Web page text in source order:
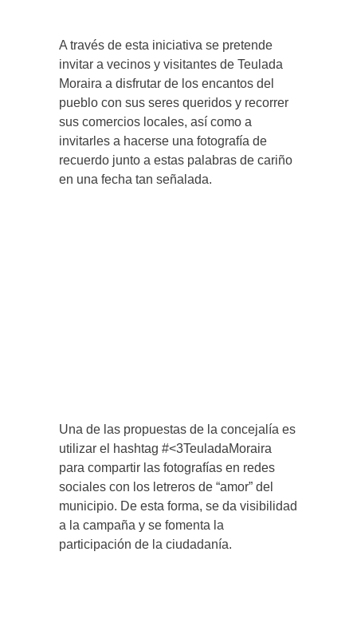
A través de esta iniciativa se pretende
invitar a vecinos y visitantes de Teulada
Moraira a disfrutar de los encantos del
pueblo con sus seres queridos y recorrer
sus comercios locales, así como a
invitarles a hacerse una fotografía de
recuerdo junto a estas palabras de cariño
en una fecha tan señalada.
Una de las propuestas de la concejalía es
utilizar el hashtag #<3TeuladaMoraira
para compartir las fotografías en redes
sociales con los letreros de “amor” del
municipio. De esta forma, se da visibilidad
a la campaña y se fomenta la
participación de la ciudadanía.